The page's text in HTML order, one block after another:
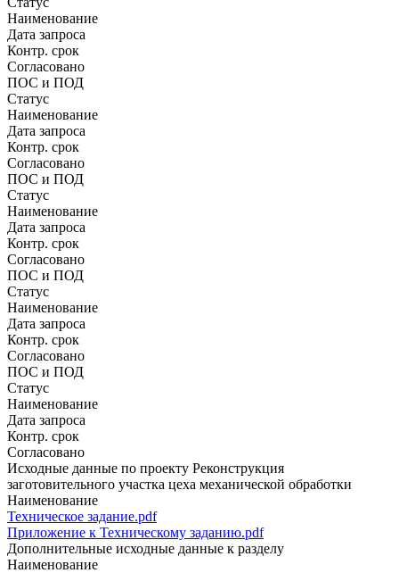
Наименование
Дата запроса
Контр. срок
Согласовано
ПОС и ПОД
Статус
Наименование
Дата запроса
Контр. срок
Согласовано
ПОС и ПОД
Статус
Наименование
Дата запроса
Контр. срок
Согласовано
ПОС и ПОД
Статус
Наименование
Дата запроса
Контр. срок
Согласовано
ПОС и ПОД
Статус
Наименование
Дата запроса
Контр. срок
Согласовано
Исходные данные по проекту Реконструкция
заготовительного участка цеха механической обработки
Наименование
Техническое задание.pdf
Приложение к Техническому заданию.pdf
Дополнительные исходные данные к разделу
Наименование